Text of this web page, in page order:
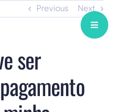
Previous Next
ser